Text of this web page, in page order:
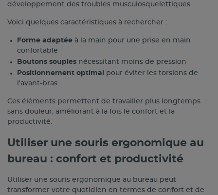
développement des troubles musculosquelettiques.
Voici quelques caractéristiques à rechercher :
Forme adaptée à la main pour une prise en main
confortable
Boutons souples nécessitant moins de pression
Positionnement optimal
pour éviter les torsions de
l'avant-bras
Ces éléments permettent de travailler plus longtemps
sans douleur, améliorant à la fois le confort et la
productivité.
Utiliser une souris ergonomique au
bureau : confort et productivité
Utiliser une souris ergonomique au bureau peut
transformer votre quotidien en termes de confort et de